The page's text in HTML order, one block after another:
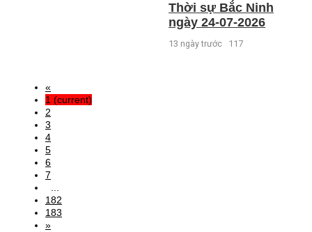
Thời sự Bắc Ninh
ngày 24-07-2026
13 ngày trước 117
«
1 (current)
2
3
4
5
6
7
...
182
183
»